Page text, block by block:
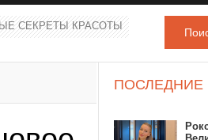
СЕКРЕТЫ КРАСОТЫ
ПОСЛЕДНИЕ
Забыли имя пользователя?